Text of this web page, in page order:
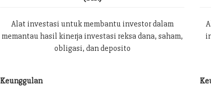
Alat investasi untuk membantu investor dalam
memantau hasil kinerja investasi reksa dana, saham,
obligasi, dan deposito
Keunggulan